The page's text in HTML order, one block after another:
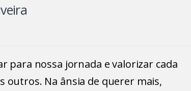
para nossa jornada e valorizar cada
outros. Na ânsia de querer mais,